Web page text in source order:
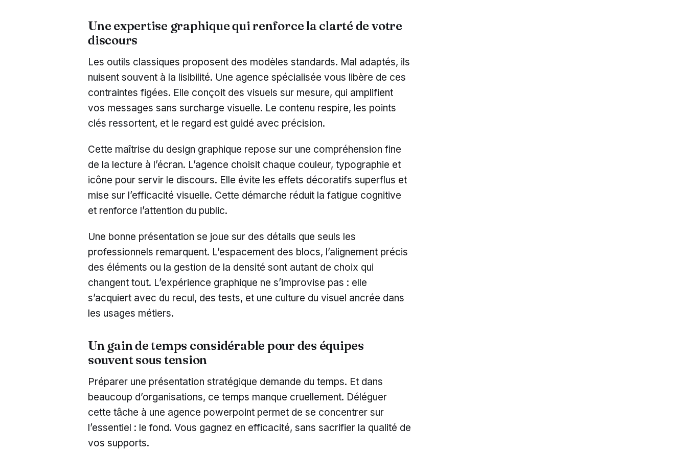
Une expertise graphique qui renforce la clarté de votre
discours
Les outils classiques proposent des modèles standards. Mal adaptés, ils
nuisent souvent à la lisibilité. Une agence spécialisée vous libère de ces
contraintes figées. Elle conçoit des visuels sur mesure, qui amplifient
vos messages sans surcharge visuelle. Le contenu respire, les points
clés ressortent, et le regard est guidé avec précision.
Cette maîtrise du design graphique repose sur une compréhension fine
de la lecture à l’écran. L’agence choisit chaque couleur, typographie et
icône pour servir le discours. Elle évite les effets décoratifs superflus et
mise sur l’efficacité visuelle. Cette démarche réduit la fatigue cognitive
et renforce l’attention du public.
Une bonne présentation se joue sur des détails que seuls les
professionnels remarquent. L’espacement des blocs, l’alignement précis
des éléments ou la gestion de la densité sont autant de choix qui
changent tout. L’expérience graphique ne s’improvise pas : elle
s’acquiert avec du recul, des tests, et une culture du visuel ancrée dans
les usages métiers.
Un gain de temps considérable pour des équipes
souvent sous tension
Préparer une présentation stratégique demande du temps. Et dans
beaucoup d’organisations, ce temps manque cruellement. Déléguer
cette tâche à une agence powerpoint permet de se concentrer sur
l’essentiel : le fond. Vous gagnez en efficacité, sans sacrifier la qualité de
vos supports.